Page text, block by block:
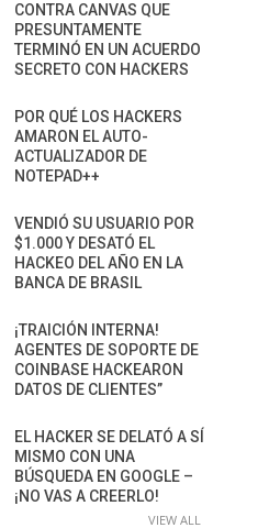
CONTRA CANVAS QUE
PRESUNTAMENTE
TERMINÓ EN UN ACUERDO
SECRETO CON HACKERS
POR QUÉ LOS HACKERS
AMARON EL AUTO-
ACTUALIZADOR DE
NOTEPAD++
VENDIÓ SU USUARIO POR
$1.000 Y DESATÓ EL
HACKEO DEL AÑO EN LA
BANCA DE BRASIL
¡TRAICIÓN INTERNA!
AGENTES DE SOPORTE DE
COINBASE HACKEARON
DATOS DE CLIENTES”
EL HACKER SE DELATÓ A SÍ
MISMO CON UNA
BÚSQUEDA EN GOOGLE –
¡NO VAS A CREERLO!
VIEW ALL